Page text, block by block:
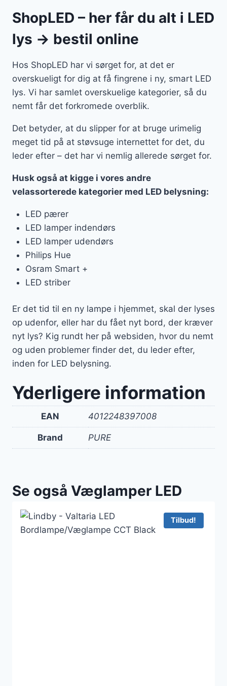
ShopLED – her får du alt i LED
lys → bestil online
Hos ShopLED har vi sørget for, at det er
overskueligt for dig at få fingrene i ny, smart LED
lys. Vi har samlet overskuelige kategorier, så du
nemt får det forkromede overblik.
Det betyder, at du slipper for at bruge urimelig
meget tid på at støvsuge internettet for det, du
leder efter – det har vi nemlig allerede sørget for.
Husk også at kigge i vores andre
velassorterede kategorier med LED belysning:
LED pærer
LED lamper indendørs
LED lamper udendørs
Philips Hue
Osram Smart +
LED striber
Er det tid til en ny lampe i hjemmet, skal der lyses
op udenfor, eller har du fået nyt bord, der kræver
nyt lys? Kig rundt her på websiden, hvor du nemt
og uden problemer finder det, du leder efter,
inden for LED belysning.
Yderligere information
EAN 4012248397008
Brand PURE
Se også Væglamper LED
Tilbud!